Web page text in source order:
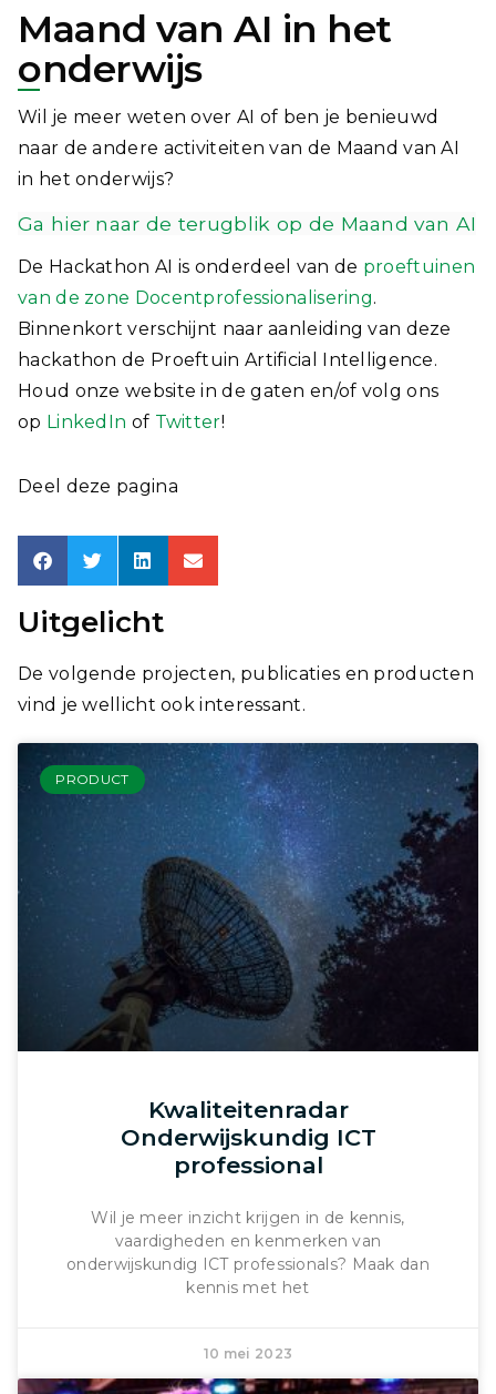
Maand van AI in het
onderwijs
Wil je meer weten over AI of ben je benieuwd
naar de andere activiteiten van de Maand van AI
in het onderwijs?
Ga hier naar de terugblik op de Maand van AI
De Hackathon AI is onderdeel van de proeftuinen
van de zone Docentprofessionalisering.
Binnenkort verschijnt naar aanleiding van deze
hackathon de Proeftuin Artificial Intelligence.
Houd onze website in de gaten en/of volg ons
op LinkedIn of Twitter!
Deel deze pagina
Uitgelicht
De volgende projecten, publicaties en producten
vind je wellicht ook interessant.
PRODUCT
Kwaliteitenradar
Onderwijskundig ICT
professional
Wil je meer inzicht krijgen in de kennis,
vaardigheden en kenmerken van
onderwijskundig ICT professionals? Maak dan
kennis met het
10 mei 2023